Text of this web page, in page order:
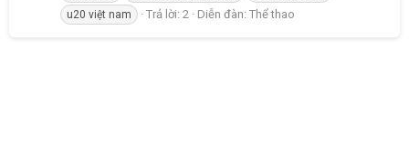
u20 việt nam
Trả lời: 2 Diễn đàn: Thể thao